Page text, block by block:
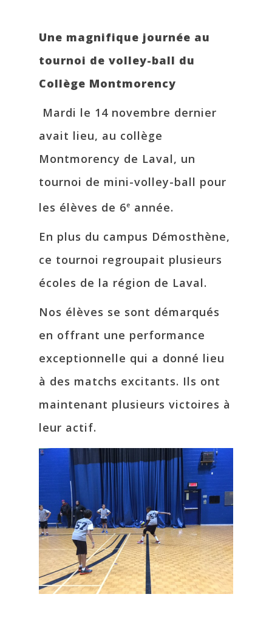
Une magnifique journée au
tournoi de volley-ball du
Collège Montmorency
Mardi le 14 novembre dernier
avait lieu, au collège
Montmorency de Laval, un
tournoi de mini-volley-ball pour
les élèves de 6e année.
En plus du campus Démosthène,
ce tournoi regroupait plusieurs
écoles de la région de Laval.
Nos élèves se sont démarqués
en offrant une performance
exceptionnelle qui a donné lieu
à des matchs excitants. Ils ont
maintenant plusieurs victoires à
leur actif.